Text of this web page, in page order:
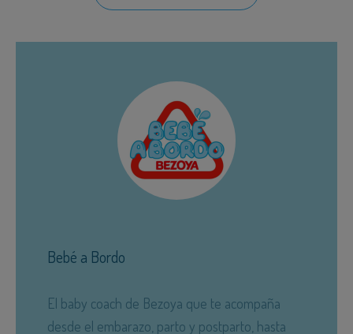
Bebé a Bordo
El baby coach de Bezoya que te acompaña
desde el embarazo, parto y postparto, hasta